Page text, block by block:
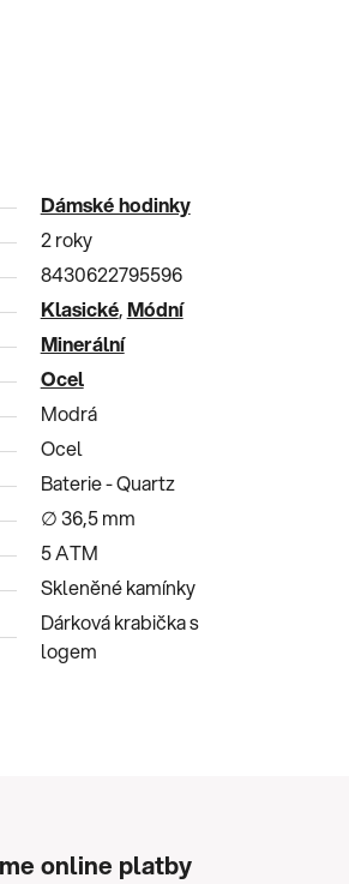
Dámské hodinky
2 roky
8430622795596
Klasické, Módní
Minerální
Ocel
Modrá
Ocel
Baterie - Quartz
∅ 36,5 mm
5 ATM
Skleněné kamínky
Dárková krabička s
logem
online platby